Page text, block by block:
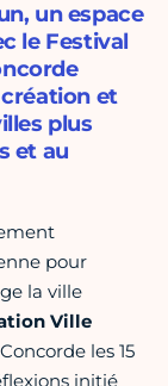
un espace
le Festival
et
plus
et au
pour
la ville
Ville
les 15
initié